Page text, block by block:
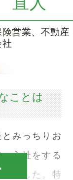
険営業、不動産
社
ことは
みっちりお
入社をする
ました。特